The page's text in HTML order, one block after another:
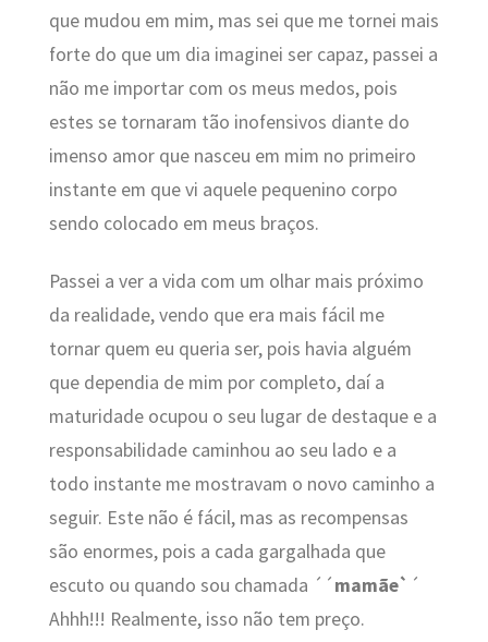
que mudou em mim, mas sei que me tornei mais
forte do que um dia imaginei ser capaz, passei a
não me importar com os meus medos, pois
estes se tornaram tão inofensivos diante do
imenso amor que nasceu em mim no primeiro
instante em que vi aquele pequenino corpo
sendo colocado em meus braços.
Passei a ver a vida com um olhar mais próximo
da realidade, vendo que era mais fácil me
tornar quem eu queria ser, pois havia alguém
que dependia de mim por completo, daí a
maturidade ocupou o seu lugar de destaque e a
responsabilidade caminhou ao seu lado e a
todo instante me mostravam o novo caminho a
seguir. Este não é fácil, mas as recompensas
são enormes, pois a cada gargalhada que
escuto ou quando sou chamada ´´mamãe` ´
Ahhh!!! Realmente, isso não tem preço.